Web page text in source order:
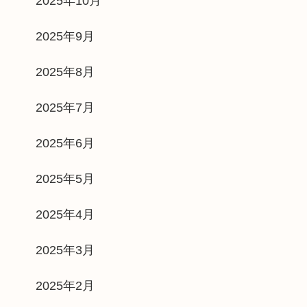
2025年9月
2025年8月
2025年7月
2025年6月
2025年5月
2025年4月
2025年3月
2025年2月